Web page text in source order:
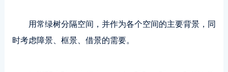
用常绿树分隔空间，并作为各个空间的主要背景，同
时考虑障景、框景、借景的需要。